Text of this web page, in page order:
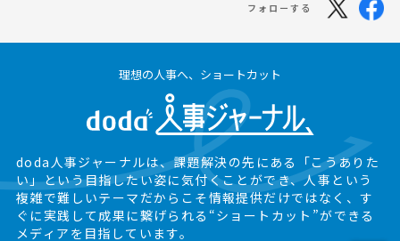
フォローする
理想の人事へ、ショートカット
doda人事ジャーナルは、課題解決の先にある
「こうありた
い」という目指したい姿に気付くことができ、人事という
複雑で難しいテーマだからこそ情報提供だけではなく、 す
ぐに実践して成果に繋げられる“ショートカット”ができる
メディアを目指しています。